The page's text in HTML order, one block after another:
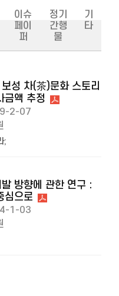
이슈
페이
퍼
정기
간행
물
기
타
성 차(茶)문화 스토리
금액 추정
2-07
;
방향에 관한 연구 :
심으로
1-03